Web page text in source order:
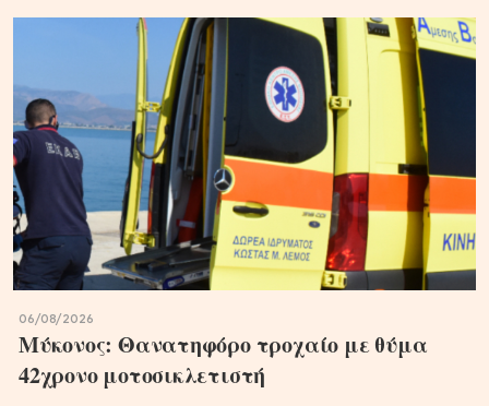
06/08/2026
Μύκονος: Θανατηφόρο τροχαίο με θύμα
42χρονο μοτοσικλετιστή